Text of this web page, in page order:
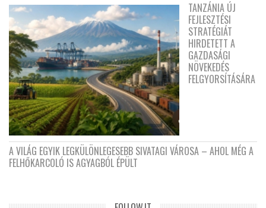
TANZÁNIA ÚJ
FEJLESZTÉSI
STRATÉGIÁT
HIRDETETT A
GAZDASÁGI
NÖVEKEDÉS
FELGYORSÍTÁSÁRA
A VILÁG EGYIK LEGKÜLÖNLEGESEBB SIVATAGI VÁROSA – AHOL MÉG A
FELHŐKARCOLÓ IS AGYAGBÓL ÉPÜLT